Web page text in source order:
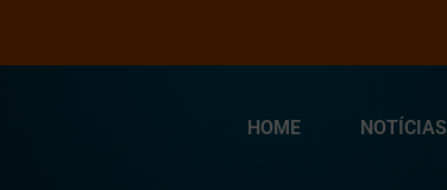
HOME NOTÍCIAS